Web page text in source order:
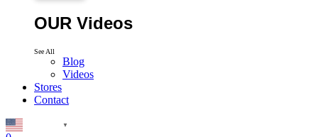
OUR Videos
See All
Blog
Videos
Stores
Contact
▼